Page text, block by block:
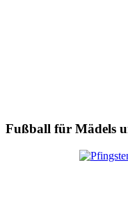
Fußball für Mädels